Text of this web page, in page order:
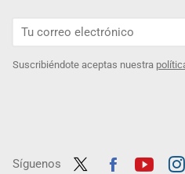
Suscribiéndote aceptas nuestra
Síguenos